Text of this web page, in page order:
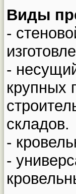
Виды
-
-
крупных
складов.
-
-